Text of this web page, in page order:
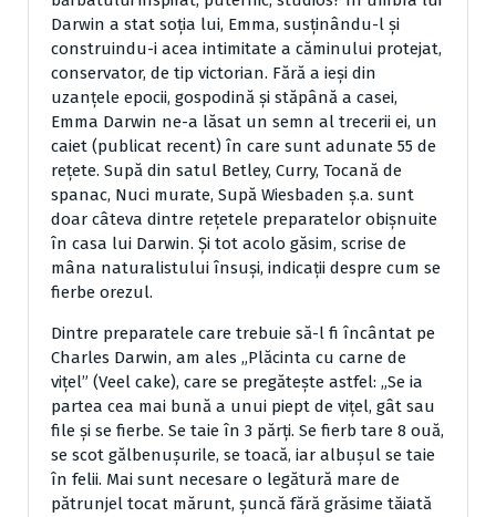
Darwin a stat soţia lui, Emma, susţinându-l şi
construindu-i acea intimitate a căminului protejat,
conservator, de tip victorian. Fără a ieşi din
uzanţele epocii, gospodină şi stăpână a casei,
Emma Darwin ne-a lăsat un semn al trecerii ei, un
caiet (publicat recent) în care sunt adunate 55 de
reţete. Supă din satul Betley, Curry, Tocană de
spanac, Nuci murate, Supă Wiesbaden ş.a. sunt
doar câteva dintre reţetele preparatelor obişnuite
în casa lui Darwin. Şi tot acolo găsim, scrise de
mâna naturalistului însuşi, indicaţii despre cum se
fierbe orezul.
Dintre preparatele care trebuie să-l fi încântat pe
Charles Darwin, am ales „Plăcinta cu carne de
viţel” (Veel cake), care se pregăteşte astfel: „Se ia
partea cea mai bună a unui piept de viţel, gât sau
file şi se fierbe. Se taie în 3 părţi. Se fierb tare 8 ouă,
se scot gălbenuşurile, se toacă, iar albuşul se taie
în felii. Mai sunt necesare o legătură mare de
pătrunjel tocat mărunt, şuncă fără grăsime tăiată